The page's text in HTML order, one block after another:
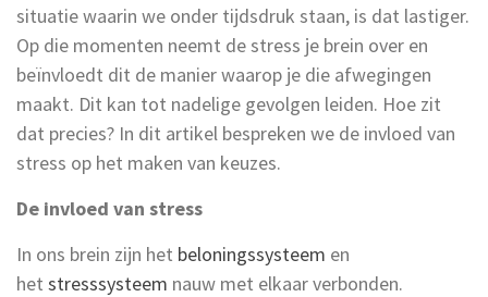
situatie waarin we onder tijdsdruk staan, is dat lastiger.
Op die momenten neemt de stress je brein over en
beïnvloedt dit de manier waarop je die afwegingen
maakt. Dit kan tot nadelige gevolgen leiden. Hoe zit
dat precies? In dit artikel bespreken we de invloed van
stress op het maken van keuzes.
De invloed van stress
In ons brein zijn het beloningssysteem en
het stresssysteem nauw met elkaar verbonden.